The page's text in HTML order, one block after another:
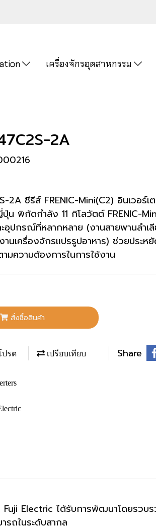
เครื่องจักรอุตสาหกรรม
2A
2A ซีรีส์ FRENIC-Mini(C2) อินเวอร์
น พิกัดกำลัง 11 กิโลวัตต์ FRENIC-
อุปกรณ์ที่หลากหลาย (งานสายพานลำ
นเครื่องจักรแปรรูปอาหาร) ช่วยประ
มความต้องการในการใช้งาน
สั่งซื้อสินค้า
ปรด เปรียบเทียบ Share
Electric ได้รับการพัฒนาโดยรวบ
รถในระดับสากล